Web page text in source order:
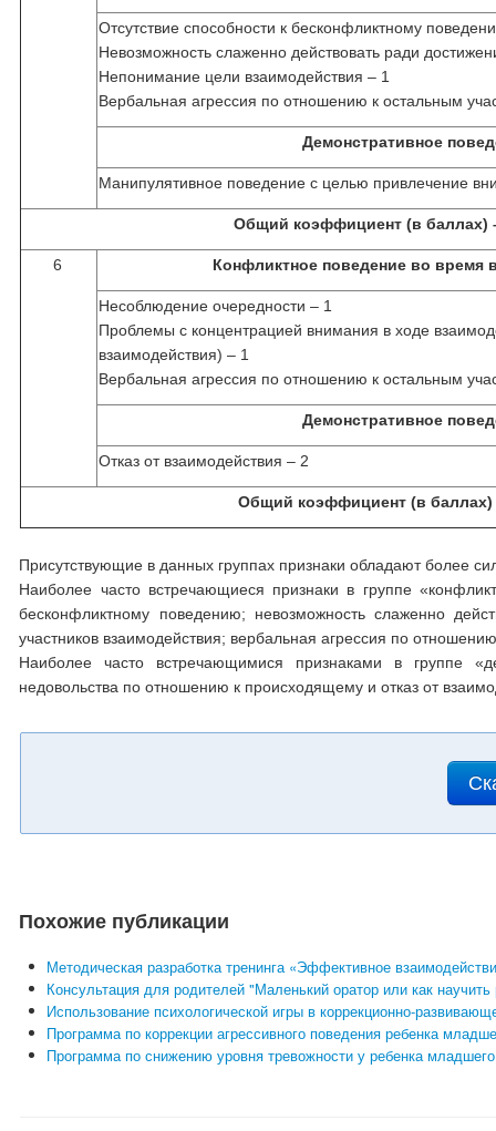
Отсутствие способности к бесконфликтному
Невозможность слаженно действовать ради
Непонимание цели взаимодействия – 1
Вербальная агрессия по отношению к остальным
Демонстративное
Манипулятивное поведение с целью привлечение
Общий коэффициент (в баллах)
6 Конфликтное поведение во время
Несоблюдение очередности – 1
Проблемы с концентрацией внимания в ходе
взаимодействия) – 1
Вербальная агрессия по отношению к остальным
Демонстративное
Отказ от взаимодействия – 2
Общий коэффициент (в баллах)
Присутствующие в данных группах признаки обладают более
Наиболее часто встречающиеся признаки в группе
бесконфликтному поведению; невозможность слаженно
участников взаимодействия; вербальная агрессия по
Наиболее часто встречающимися признаками в группе
недовольства по отношению к происходящему и отказ от
Похожие публикации
Методическая разработка тренинга «Эффективное
Консультация для родителей "Маленький оратор или как научить
Использование психологической игры в коррекционно-
Программа по коррекции агрессивного поведения ребенка
Программа по снижению уровня тревожности у ребенка